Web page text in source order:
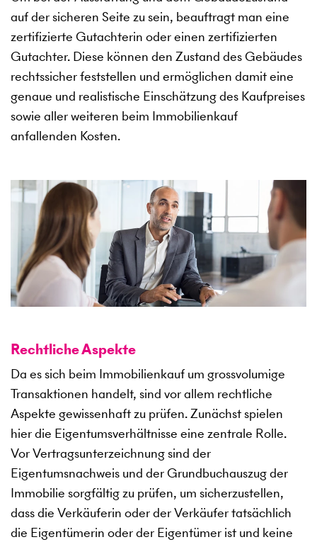
auf der sicheren Seite zu sein, beauftragt man eine
zertifizierte Gutachterin oder einen zertifizierten
Gutachter. Diese können den Zustand des Gebäudes
rechtssicher feststellen und ermöglichen damit eine
genaue und realistische Einschätzung des Kaufpreises
sowie aller weiteren beim Immobilienkauf
anfallenden Kosten.
Rechtliche Aspekte
Da es sich beim Immobilienkauf um grossvolumige
Transaktionen handelt, sind vor allem rechtliche
Aspekte gewissenhaft zu prüfen. Zunächst spielen
hier die Eigentumsverhältnisse eine zentrale Rolle.
Vor Vertragsunterzeichnung sind der
Eigentumsnachweis und der Grundbuchauszug der
Immobilie sorgfältig zu prüfen, um sicherzustellen,
dass die Verkäuferin oder der Verkäufer tatsächlich
die Eigentümerin oder der Eigentümer ist und keine